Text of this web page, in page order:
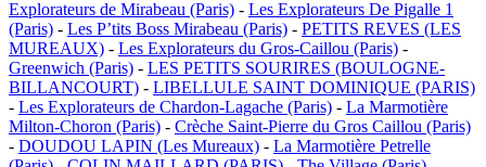
Explorateurs de Mirabeau (Paris) - Les Explorateurs De Pigalle 1
(Paris) - Les P’tits Boss Mirabeau (Paris) - PETITS REVES (LES
MUREAUX) - Les Explorateurs du Gros-Caillou (Paris) -
Greenwich (Paris) - LES PETITS SOURIRES (BOULOGNE-
BILLANCOURT) - LIBELLULE SAINT DOMINIQUE (PARIS)
- Les Explorateurs de Chardon-Lagache (Paris) - La Marmotière
Milton-Choron (Paris) - Crèche Saint-Pierre du Gros Caillou (Paris)
- DOUDOU LAPIN (Les Mureaux) - La Marmotière Petrelle